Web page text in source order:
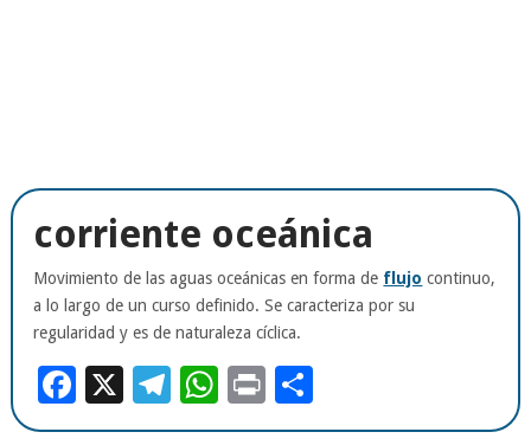
corriente oceánica
Movimiento de las aguas oceánicas en forma de flujo continuo,
a lo largo de un curso definido. Se caracteriza por su
regularidad y es de naturaleza cíclica.
Facebook
X Telegram
WhatsApp
Print